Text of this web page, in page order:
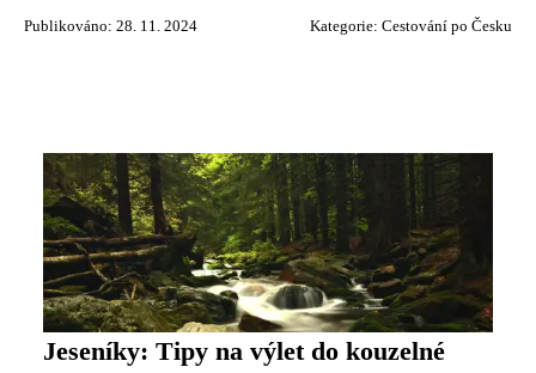
Publikováno: 28. 11. 2024 Kategorie: Cestování po Česku
Jeseníky: Tipy na výlet do kouzelné